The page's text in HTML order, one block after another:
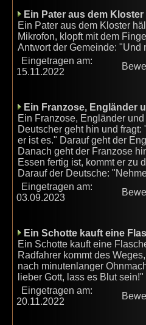
Ein Pater aus dem
Ein Pater aus dem Kloster
Mikrofon, klopft mit dem
Antwort der Gemeinde: "Und
Eingetragen am:
15.11.2022
Ein Franzose, Engländer
Ein Franzose, Engländer
Deutscher geht hin und
er ist es." Darauf geht der
Danach geht der Franzose
Essen fertig ist, kommt er zu
Darauf der Deutsche:
Eingetragen am:
03.09.2023
Ein Schotte kauft eine
Ein Schotte kauft eine
Radfahrer kommt des
nach minutenlanger
lieber Gott, lass es Blut sein!"
Eingetragen am:
20.11.2022